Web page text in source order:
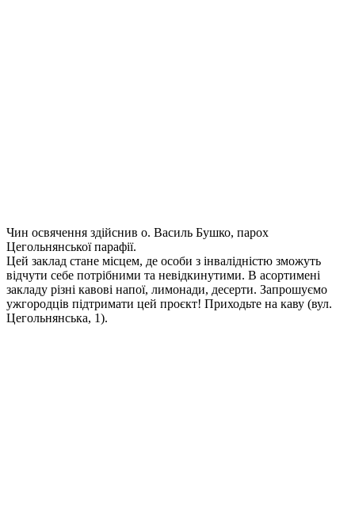
Чин освячення здійснив о. Василь Бушко, парох
Цегольнянської парафії.
Цей заклад стане місцем, де особи з інвалідністю зможуть
відчути себе потрібними та невідкинутими. В асортимені
закладу різні кавові напої, лимонади, десерти. Запрошуємо
ужгородців підтримати цей проєкт! Приходьте на каву (вул.
Цегольнянська, 1).